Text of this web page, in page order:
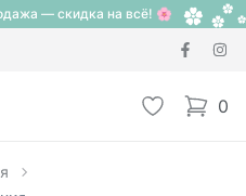
— скидка на всё! 🌸
Избранное
0
items